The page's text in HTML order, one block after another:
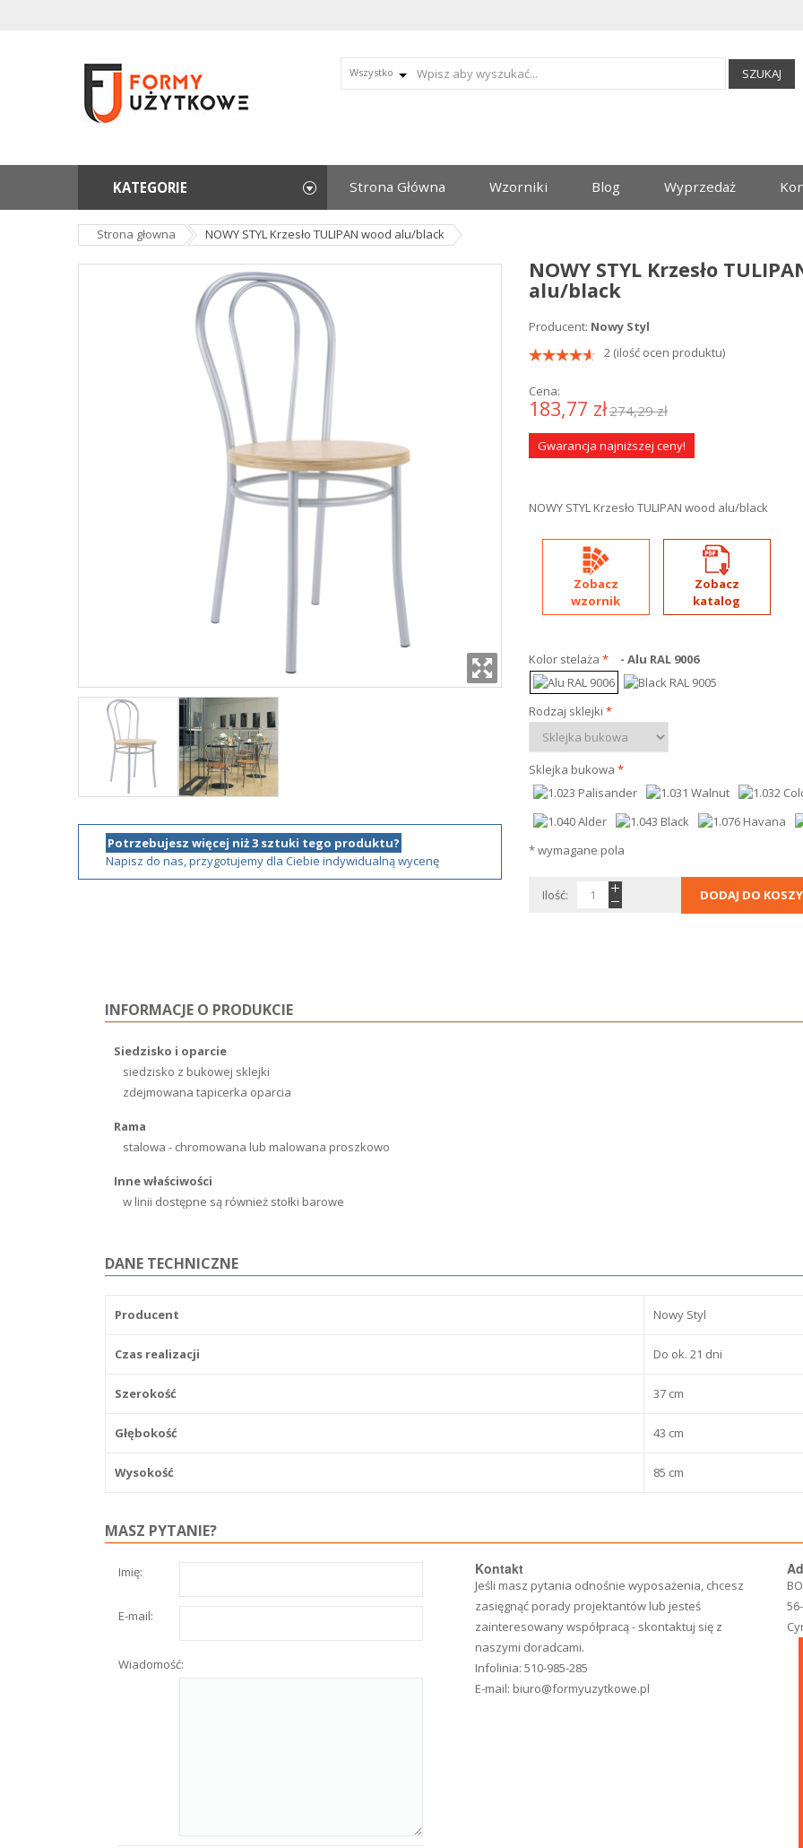
Wszystko SZUKAJ
Strona Główna Wzorniki Blog Wyprzedaż
KATEGORIE
Strona głowna NOWY STYL Krzesło TULIPAN wood alu/black
Potrzebujesz więcej niż 3 sztuki tego produktu?
Napisz do nas, przygotujemy dla Ciebie indywidualną wycenę
NOWY STYL Krzesło
alu/black
Producent: Nowy Styl
2 (ilość ocen produktu)
Cena:
183,77 zł274,29 zł
Gwarancja najniższej ceny!
NOWY STYL Krzesło TULIPAN wood alu/black
Zobacz
wzornik
Zobacz
katalog
Kolor stelaża * - Alu RAL 9006
Rodzaj sklejki *
Sklejka bukowa *
* wymagane pola
Ilość: DODAJ DO
INFORMACJE O PRODUKCIE
Siedzisko i oparcie
siedzisko z bukowej sklejki
zdejmowana tapicerka oparcia
Rama
stalowa - chromowana lub malowana proszkowo
Inne właściwości
w linii dostępne są również stołki barowe
DANE TECHNICZNE
Producent Nowy Styl
Czas realizacji Do ok. 21 dni
Szerokość 37 cm
Głębokość 43 cm
Wysokość 85 cm
MASZ PYTANIE?
Imię:
E-mail:
Wiadomość:
Kontakt
Jeśli masz pytania odnośnie wyposażenia, chcesz
zasięgnąć porady projektantów lub jesteś
zainteresowany współpracą - skontaktuj się z
naszymi doradcami.
Infolinia:510-985-285
E-mail: biuro@formyuzytkowe.pl